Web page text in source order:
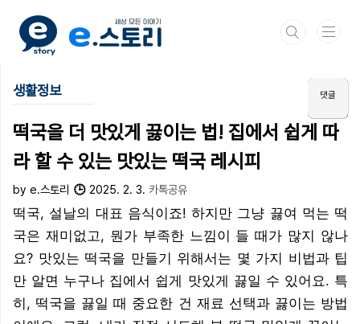
생활정보
떡국을 더 맛있게 끓이는 법! 집에서 쉽게 따
라 할 수 있는 맛있는 떡국 레시피
by e.스토리 2025. 2. 3. 카톡공유
떡국, 설날의 대표 음식이죠! 하지만 그냥 끓여 먹는 떡
국은 재미없고, 뭔가 부족한 느낌이 들 때가 많지 않나
요? 맛있는 떡국을 만들기 위해서는 몇 가지 비법과 팁
만 알면 누구나 집에서 쉽게 맛있게 끓일 수 있어요. 특
히, 떡국을 끓일 때 중요한 건 재료 선택과 끓이는 방법